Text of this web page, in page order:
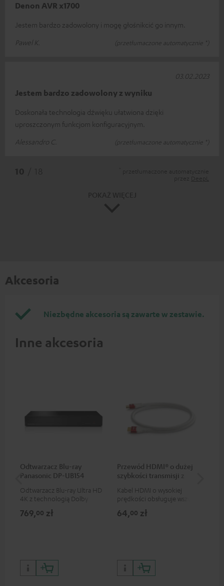
Denon AVR x1700
Jestem bardzo zadowolony i mogę głośnikcić go innym.
Pawel K.
(przetłumaczone automatycznie *)
Jestem bardzo zadowolony z wyniku
Doskonała technologia dźwięku ułatwiona dzięki
uproszczonym funkcjom konfiguracyjnym.
Alessandro C.
(przetłumaczone automatycznie *)
03.02.2023
Akcesoria
Niezbędne akcesoria są zawarte w zestawie.
Inne akcesoria
Odtwarzacz Blu-ray
Panasonic DP-UB154
Odtwarzacz Blu-ray Ultra HD
4K z technologią Dolby
oraz HDR10+ dla znakomitej
769,00 zł
Przewód HDMI® o dużej
szybkości transmisji z
Kabel HDMI o wysokiej
prędkości obsługuje wszystkie
przykład 4K 50/60p i 4K 3D
64,00 zł